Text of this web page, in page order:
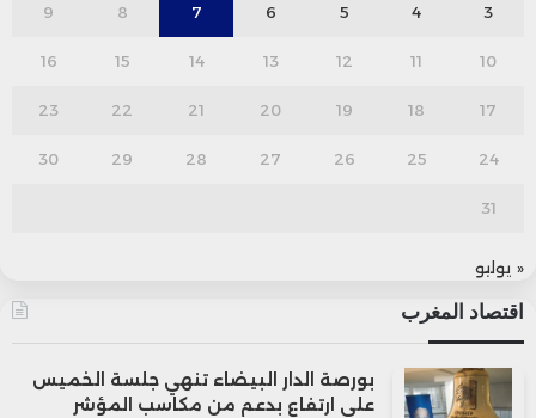
3
4
5
6
7
8
9
10
11
12
13
14
15
16
17
18
19
20
21
22
23
24
25
26
27
28
29
30
31
« يوليو
اقتصاد المغرب
بورصة الدار البيضاء تنهي جلسة الخميس
على ارتفاع بدعم من مكاسب المؤشر